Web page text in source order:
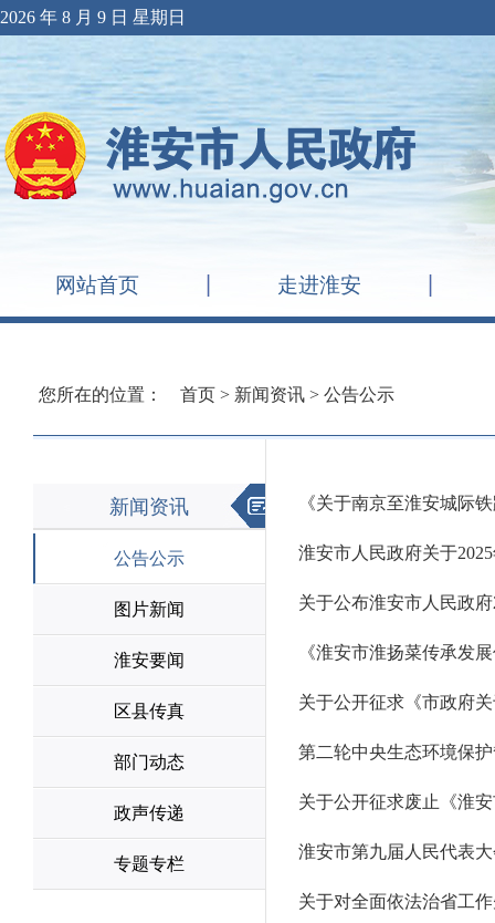
2026 年 8 月 9 日 星期日
网站首页 走进淮安
您所在的位置： 首页 > 新闻资讯 > 公告公示
新闻资讯
公告公示
图片新闻
淮安要闻
区县传真
部门动态
政声传递
专题专栏
《关于南京至淮安城际
淮安市人民政府关于
关于公布淮安市人民政
《淮安市淮扬菜传承发
关于公开征求《市政府
第二轮中央生态环境保
关于公开征求废止《淮
淮安市第九届人民代表
关于对全面依法治省工